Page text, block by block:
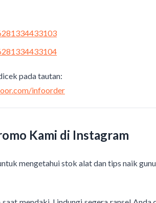
pada tautan:
infoorder
Kami di Instagram
mengetahui stok alat dan tips naik